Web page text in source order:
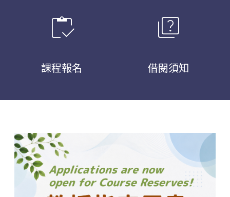
inventory
課程報名
quiz
借閱須知